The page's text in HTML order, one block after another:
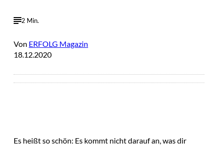
2 Min.
Von ERFOLG Magazin
18.12.2020
Es heißt so schön: Es kommt nicht darauf an, was dir